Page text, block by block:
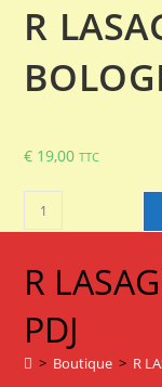
R
€ 19,00 TTC
quantité
de
LASAGNE
PDJ
R
PDJ
> Boutique > R